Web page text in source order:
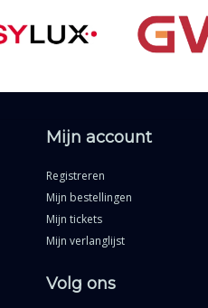
Mijn account
Registreren
Mijn bestellingen
Mijn tickets
Mijn verlanglijst
Volg ons